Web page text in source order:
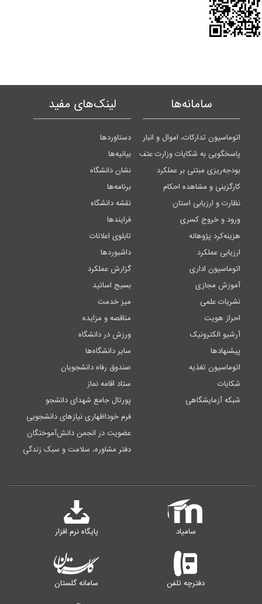
سامانه‌ها
اتوماسیون تدارکات، اموال و انبار
پاسخگویی به شکایات وزارت عتف
بودجه‌ریزی مبتنی بر عملکرد
کارگزینی و مشاهده احکام
نظارت و ارزیابی استان
ورود و خروج کسری
هزینه‌کرد پژوهانه
ارزیابی عملکرد
اتوماسیون اداری
آموزش مجازی
نشریات علمی
احراز هویت
آرشیو الکترونیک
پیشنهادها
اتوماسیون تغذیه
شکایات
شبکه آزمایشگاهی
لینک‌های مفید
دستاوردها
بیانیه‌ها
نشان دانشگاه
برنامه‌ها
نقشه دانشگاه
فرایندها
تابلوی اعلانات
داشبوردها
گزارش عملکرد
بسیج اساتید
میز خدمت
مناقصه و مزایده
ورزش در دانشگاه
سایر دانشگاه‌ها
صندوق رفاه دانشجویان
ستاد اقامه نماز
پورتال جامع شهدای دانشجو
فرم خوداظهاری نیازهای دانشجویی
عضویت در انجمن دانش‌آموختگان
دفتر مشاوره، سلامت و سبک زندگی
سامیاد پایگاه نرم افزار
دفترچه تلفن سامانه گلستان